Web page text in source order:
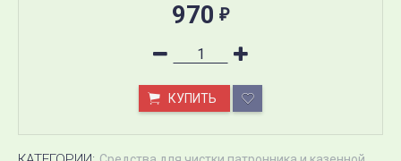
970 ₽
КУПИТЬ